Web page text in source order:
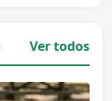
Ver todos